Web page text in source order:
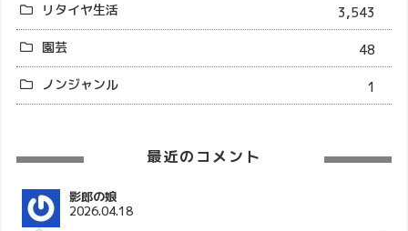
リタイヤ生活
3,543
園芸
48
ノンジャンル
1
最近のコメント
影郎の娘
2026.04.18